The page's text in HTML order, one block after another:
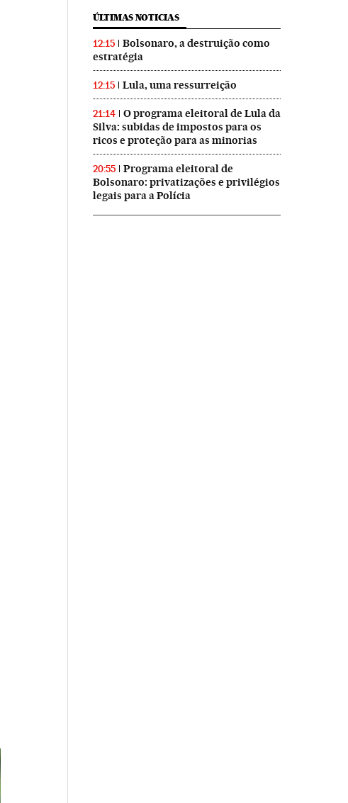
ÚLTIMAS NOTICIAS
12:15
Bolsonaro, a destruição como
estratégia
12:15 Lula, uma ressurreição
21:14
O programa eleitoral de Lula da
Silva: subidas de impostos para os
ricos e proteção para as minorias
20:55
Programa eleitoral de
Bolsonaro: privatizações e privilégios
legais para a Polícia